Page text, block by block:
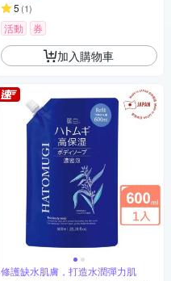
5 (1)
活動 券
加入購物車
修護缺水肌膚，打造水潤彈力肌